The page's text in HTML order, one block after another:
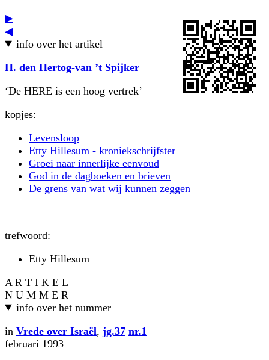
▶
◀
info over het artikel
H. den Hertog-van ’t Spijker
‘De HERE is een hoog vertrek’
kopjes:
Levensloop
Etty Hillesum - kroniekschrijfster
Groei naar innerlijke eenvoud
God in de dagboeken en brieven
De grens van wat wij kunnen zeggen
trefwoord:
Etty Hillesum
A R T I K E L
N U M M E R
info over het nummer
in Vrede over Israël, jg.37 nr.1
februari 1993